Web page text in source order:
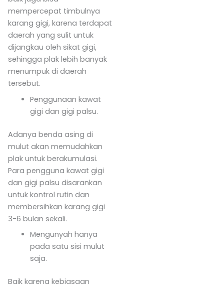
mempercepat timbulnya
karang gigi, karena terdapat
daerah yang sulit untuk
dijangkau oleh sikat gigi,
sehingga plak lebih banyak
menumpuk di daerah
tersebut.
Penggunaan kawat
gigi dan gigi palsu.
Adanya benda asing di
mulut akan memudahkan
plak untuk berakumulasi.
Para pengguna kawat gigi
dan gigi palsu disarankan
untuk kontrol rutin dan
membersihkan karang gigi
3-6 bulan sekali.
Mengunyah hanya
pada satu sisi mulut
saja.
Baik karena kebiasaan